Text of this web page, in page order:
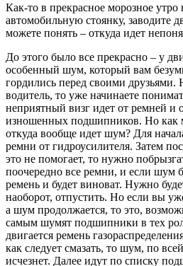
Как-то в прекрасное морозное утро
автомобильную стоянку, заводите
можете понять – откуда идет
До этого было все прекрасно – у
особенный шум, который вам
гордились перед своими
водитель, то уже начинаете
неприятный визг идет от ремней и
изношенных подшипников. Но как
откуда вообще идет шум? Для
ремни от гидроусилителя. Затем
это не помогает, то нужно
поочередно все ремни, и если шум
ремень и будет виноват. Нужно
наоборот, отпустить. Но если вы
а шум продолжается, то это,
самым шумят подшипники в тех
двигается ремень
как следует смазать, то шум, по
исчезнет. Далее идут по списку